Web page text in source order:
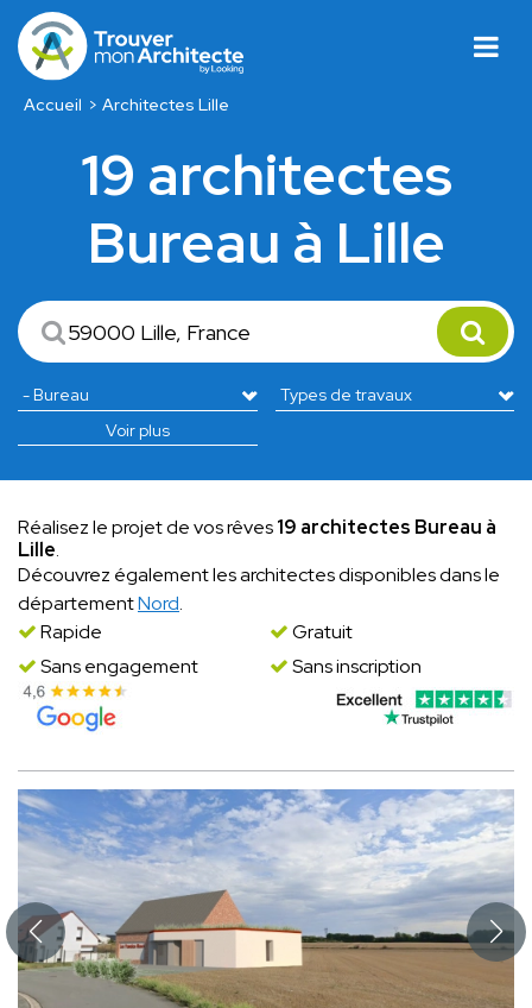
Accueil Architectes Lille
19 architectes
Bureau à Lille
Voir plus
Réalisez le projet de vos rêves19 architectes Bureau à
Lille.
Découvrez également les architectes disponibles dans le
départementNord.
Rapide
Gratuit
Sans engagement
Sans inscription